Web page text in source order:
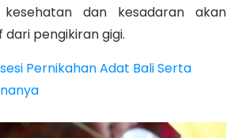
kesehatan dan kesadaran akan
pengikiran gigi.
Pernikahan Adat Bali Serta